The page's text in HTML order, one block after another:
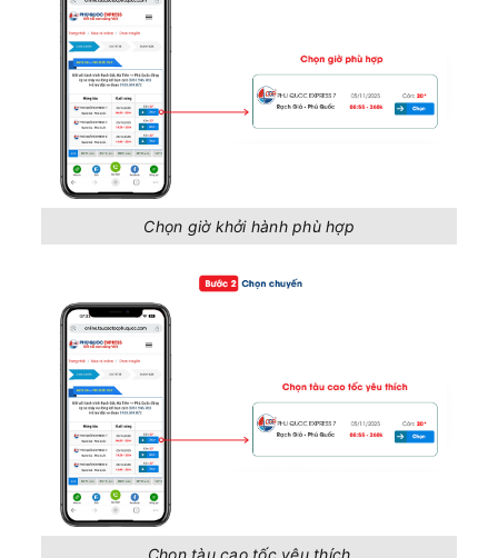
Chọn giờ khởi hành phù hợp
Chọn tàu cao tốc yêu thích